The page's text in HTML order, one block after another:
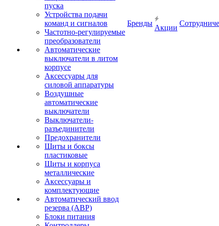
пуска
Устройства подачи
команд и сигналов
Частотно-регулируемые
преобразователи
Автоматические
выключатели в литом
корпусе
Аксессуары для
силовой аппаратуры
Воздушные
автоматические
выключатели
Выключатели-
разъединители
Предохранители
Щиты и боксы
пластиковые
Щиты и корпуса
металлические
Аксессуары и
комплектующие
Автоматический ввод
резерва (АВР)
Блоки питания
Бренды
Акции